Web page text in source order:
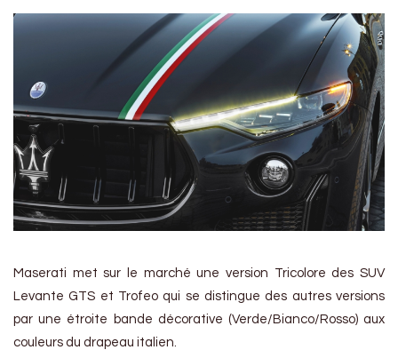
Maserati met sur le marché une version Tricolore des SUV
Levante GTS et Trofeo qui se distingue des autres versions
par une étroite bande décorative (Verde/Bianco/Rosso) aux
couleurs du drapeau italien.